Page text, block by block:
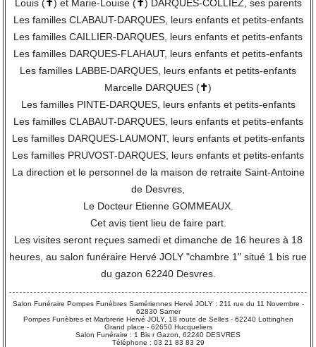
Louis (✝) et Marie-Louise (✝) DARQUES-COLLIEZ, ses parents
Les familles CLABAUT-DARQUES, leurs enfants et petits-enfants
Les familles CAILLIER-DARQUES, leurs enfants et petits-enfants
Les familles DARQUES-FLAHAUT, leurs enfants et petits-enfants
Les familles LABBE-DARQUES, leurs enfants et petits-enfants
Marcelle DARQUES (✝)
Les familles PINTE-DARQUES, leurs enfants et petits-enfants
Les familles CLABAUT-DARQUES, leurs enfants et petits-enfants
Les familles DARQUES-LAUMONT, leurs enfants et petits-enfants
Les familles PRUVOST-DARQUES, leurs enfants et petits-enfants
La direction et le personnel de la maison de retraite Saint-Antoine
de Desvres,
Le Docteur Etienne GOMMEAUX.
Cet avis tient lieu de faire part.
Les visites seront reçues samedi et dimanche de 16 heures à 18
heures, au salon funéraire Hervé JOLY "chambre 1" situé 1 bis rue
du gazon 62240 Desvres.
Salon Funéraire Pompes Funèbres Samériennes Hervé JOLY : 211 rue du 11 Novembre -
62830 Samer
Pompes Funèbres et Marbrerie Hervé JOLY, 18 route de Selles - 62240 Lottinghen
Grand place - 62650 Hucqueliers
Salon Funéraire : 1 Bis r Gazon, 62240 DESVRES
Téléphone : 03 21 83 83 29